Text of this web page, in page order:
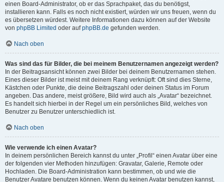
einen Board-Administrator, ob er das Sprachpaket, das du benötigst,
installieren kann. Falls es noch nicht existiert, würden wir uns freuen, wenn du
es übersetzen würdest. Weitere Informationen dazu können auf der Website
von phpBB Limited oder aufphpBB.de gefunden werden.
Nach oben
Was sind das für Bilder, die bei meinem Benutzernamen angezeigt werden?
In der Beitragsansicht können zwei Bilder bei deinem Benutzernamen stehen.
Eines dieser Bilder ist meist mit deinem Rang verknüpft: Oft sind dies Sterne,
Kästchen oder Punkte, die deine Beitragszahl oder deinen Status im Forum
angeben. Das andere, meist größere, Bild wird auch als „Avatar“ bezeichnet.
Es handelt sich hierbei in der Regel um ein persönliches Bild, welches von
Benutzer zu Benutzer unterschiedlich ist.
Nach oben
Wie verwende ich einen Avatar?
In deinem persönlichen Bereich kannst du unter „Profil“ einen Avatar über eine
der folgenden vier Methoden hinzufügen: Gravatar, Galerie, Remote oder
Hochladen. Die Board-Administration kann bestimmen, ob und wie die
Benutzer Avatare benutzen können. Wenn du keinen Avatar benutzen kannst,